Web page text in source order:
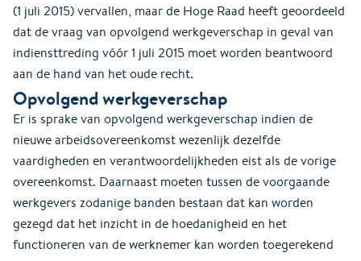
(1 juli 2015) vervallen, maar de Hoge Raad heeft geoordeeld
dat de vraag van opvolgend werkgeverschap in geval van
indiensttreding vóór 1 juli 2015 moet worden beantwoord
aan de hand van het oude recht.
Opvolgend werkgeverschap
Er is sprake van opvolgend werkgeverschap indien de
nieuwe arbeidsovereenkomst wezenlijk dezelfde
vaardigheden en verantwoordelijkheden eist als de vorige
overeenkomst. Daarnaast moeten tussen de voorgaande
werkgevers zodanige banden bestaan dat kan worden
gezegd dat het inzicht in de hoedanigheid en het
functioneren van de werknemer kan worden toegerekend